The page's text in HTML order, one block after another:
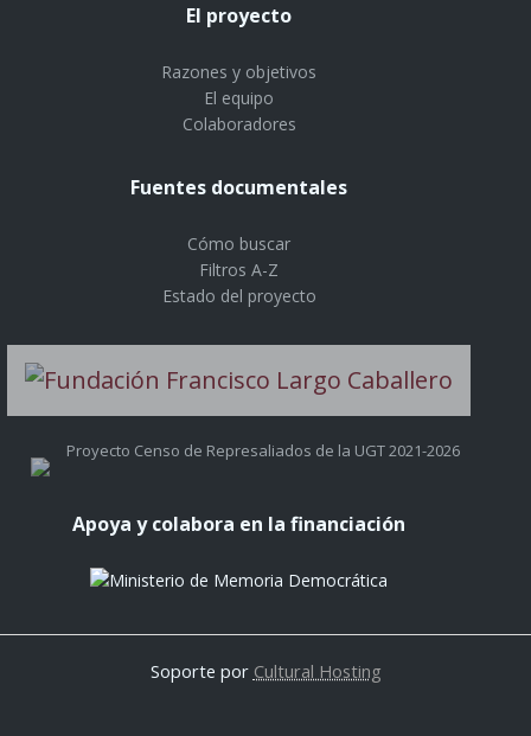
El proyecto
Razones y objetivos
El equipo
Colaboradores
Fuentes documentales
Cómo buscar
Filtros A-Z
Estado del proyecto
Proyecto Censo de Represaliados de la UGT 2021-2026
Apoya y colabora en la financiación
Soporte por Cultural Hosting